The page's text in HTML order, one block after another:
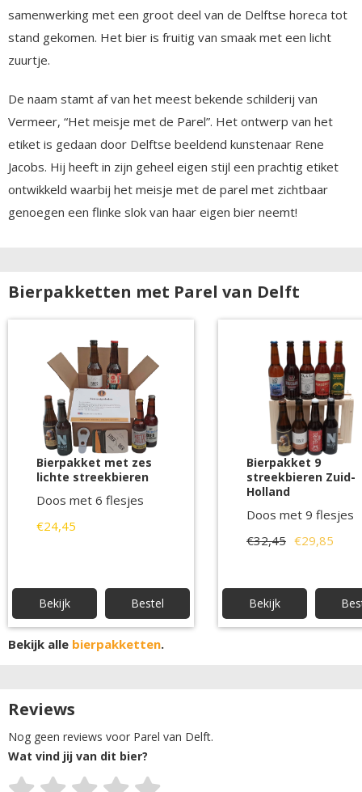
samenwerking met een groot deel van de Delftse horeca tot
stand gekomen. Het bier is fruitig van smaak met een licht
zuurtje.
De naam stamt af van het meest bekende schilderij van
Vermeer, “Het meisje met de Parel”. Het ontwerp van het
etiket is gedaan door Delftse beeldend kunstenaar Rene
Jacobs. Hij heeft in zijn geheel eigen stijl een prachtig etiket
ontwikkeld waarbij het meisje met de parel met zichtbaar
genoegen een flinke slok van haar eigen bier neemt!
Bierpakketten met Parel van Delft
Bierpakket met zes
lichte streekbieren
Doos met 6 flesjes
€24,45
Bekijk Bestel
Bierpakket 9
streekbieren Zuid-
Holland
Doos met 9 flesjes
€32,45 €29,85
Bekijk
Bekijk alle bierpakketten.
Reviews
Nog geen reviews voor Parel van Delft.
Wat vind jij van dit bier?